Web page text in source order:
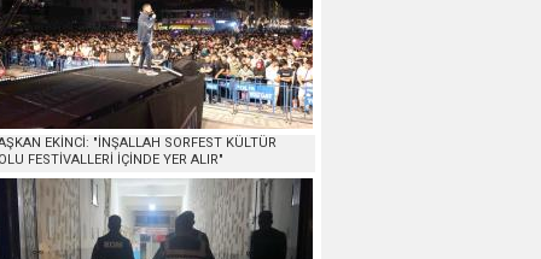
EKİNCİ: "İNŞALLAH SORFEST KÜLTÜR
FESTİVALLERİ İÇİNDE YER ALIR"